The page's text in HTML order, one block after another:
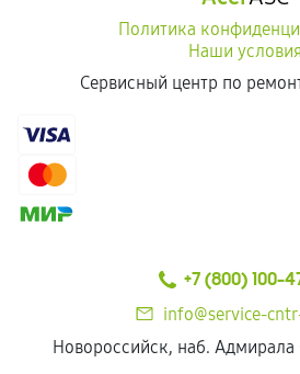
Политика
Наши условия
Сервисный центр по
+7 (800) 100-
info@service-
Новороссийск, наб. Адмирала